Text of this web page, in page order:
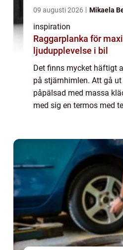
09 augusti 2026 Mikaela
inspiration
Raggarplanka för
ljudupplevelse i bil
Det finns mycket häftigt
på stjärnhimlen. Att gå
påpälsad med massa
med sig en termos med